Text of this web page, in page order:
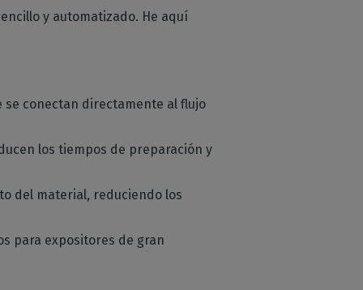
y automatizado. He aquí
se conectan directamente al flujo
los tiempos de preparación y
del material, reduciendo los
para expositores de gran